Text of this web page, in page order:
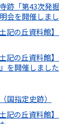
跡「第43次発
会を開催しま
土記の丘資料館
土記の丘資料館
を開催しました
国指定史跡）
土記の丘資料館